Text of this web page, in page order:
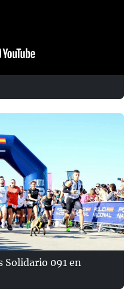
Solidario 091 en